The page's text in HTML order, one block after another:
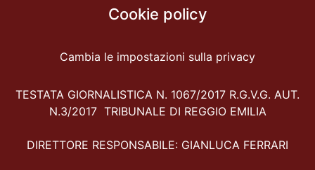
Cookie policy
Cambia le impostazioni sulla privacy
TESTATA GIORNALISTICA N. 1067/2017 R.G.V.G. AUT.
N.3/2017 TRIBUNALE DI REGGIO EMILIA
DIRETTORE RESPONSABILE: GIANLUCA FERRARI